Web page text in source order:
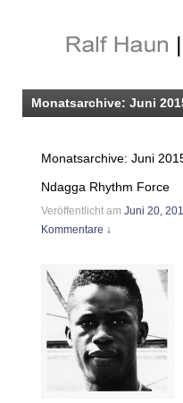
Monatsarchive: Juni
Monatsarchive: Juni
Ndagga Rhythm Force
Veröffentlicht am Juni 20,
Kommentare ↓